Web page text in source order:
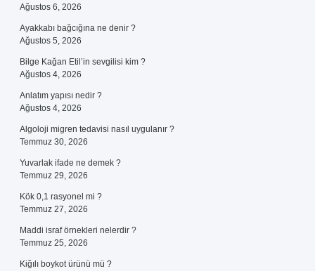
Ağustos 6, 2026
Ayakkabı bağcığına ne denir ?
Ağustos 5, 2026
Bilge Kağan Etil’in sevgilisi kim ?
Ağustos 4, 2026
Anlatım yapısı nedir ?
Ağustos 4, 2026
Algoloji migren tedavisi nasıl uygulanır ?
Temmuz 30, 2026
Yuvarlak ifade ne demek ?
Temmuz 29, 2026
Kök 0,1 rasyonel mi ?
Temmuz 27, 2026
Maddi israf örnekleri nelerdir ?
Temmuz 25, 2026
Kiğılı boykot ürünü mü ?